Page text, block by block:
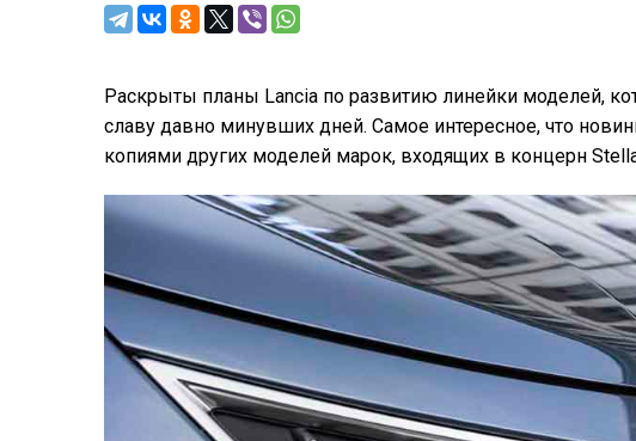
Раскрыты планы Lancia по развитию линейки моделей,
славу давно минувших дней. Самое интересное, что
копиями других моделей марок, входящих в концерн